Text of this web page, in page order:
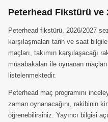
Peterhead Fikstürü ve
Peterhead fikstürü, 2026/2027
karşılaşmaları tarih ve saat
maçları, takımın karşılaşacağı
müsabakaları ile oynanan
listelenmektedir.
Peterhead maç programını
zaman oynanacağını, rakibinin
öğrenebilirsiniz. Yayıncı bilgisi